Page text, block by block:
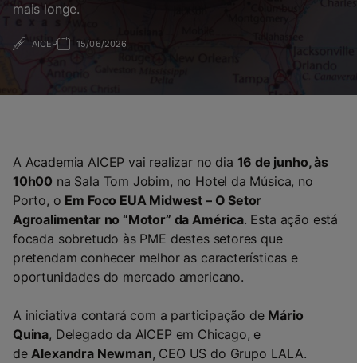
mais longe.
AICEP 15/06/2026
A Academia AICEP vai realizar no dia 16 de junho, às
10h00 na Sala Tom Jobim, no Hotel da Música, no
Porto, o Em Foco EUA Midwest – O Setor
Agroalimentar no “Motor” da América. Esta ação está
focada sobretudo às PME destes setores que
pretendam conhecer melhor as características e
oportunidades do mercado americano.
A iniciativa contará com a participação de Mário
Quina, Delegado da AICEP em Chicago, e
deAlexandra Newman, CEO US do Grupo LALA.